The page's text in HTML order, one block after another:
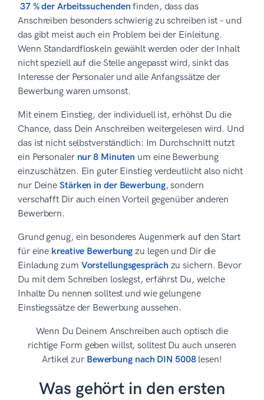
37 % der Arbeitssuchenden finden, dass das
Anschreiben besonders schwierig zu schreiben ist – und
das gibt meist auch ein Problem bei der Einleitung.
Wenn Standardfloskeln gewählt werden oder der Inhalt
nicht speziell auf die Stelle angepasst wird, sinkt das
Interesse der Personaler und alle Anfangssätze der
Bewerbung waren umsonst.
Mit einem Einstieg, der individuell ist, erhöhst Du die
Chance, dass Dein Anschreiben weitergelesen wird. Und
das ist nicht selbstverständlich: Im Durchschnitt nutzt
ein Personaler nur 8 Minuten um eine Bewerbung
einzuschätzen. Ein guter Einstieg verdeutlicht also nicht
nur DeineStärken in der Bewerbung, sondern
verschafft Dir auch einen Vorteil gegenüber anderen
Bewerbern.
Grund genug, ein besonderes Augenmerk auf den Start
für eine kreative Bewerbung zu legen und Dir die
Einladung zum Vorstellungsgespräch zu sichern. Bevor
Du mit dem Schreiben loslegst, erfährst Du, welche
Inhalte Du nennen solltest und wie gelungene
Einstiegssätze der Bewerbung aussehen.
Wenn Du Deinem Anschreiben auch optisch die
richtige Form geben willst, solltest Du auch unseren
Artikel zur Bewerbung nach DIN 5008lesen!
Was gehört in den ersten